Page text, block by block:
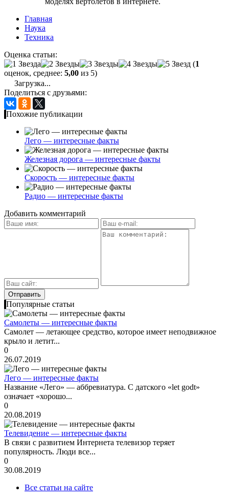
Главная
Наука
Техника
Оценка статьи:
(1
оценок, среднее: 5,00 из 5)
Загрузка...
Поделиться с друзьями:
Похожие публикации
Лего — интересные факты
Железная дорога — интересные факты
Скорость — интересные факты
Радио — интересные факты
Добавить комментарий
Популярные статьи
Самолеты — интересные факты
Самолет — летающее средство, которое имеет неподвижное
крыло и летит...
0
26.07.2019
Лего — интересные факты
Название «Лего» — аббревиатура. С датского «let godt»
означает «хорошо...
0
20.08.2019
Телевидение — интересные факты
В связи с развитием Интернета телевизор теряет
популярность. Люди все...
0
30.08.2019
Все статьи на сайте